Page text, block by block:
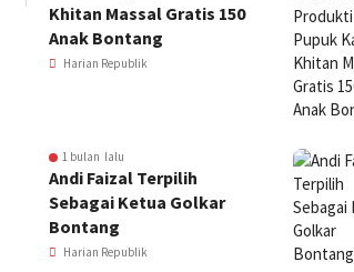
Khitan Massal Gratis 150
Anak Bontang
Harian Republik
1 bulan lalu
Andi Faizal Terpilih
Sebagai Ketua Golkar
Bontang
Harian Republik